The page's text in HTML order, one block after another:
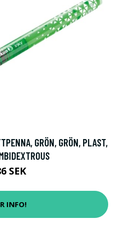
GRÖN, GRÖN, PLAST,
SEK
INFO!